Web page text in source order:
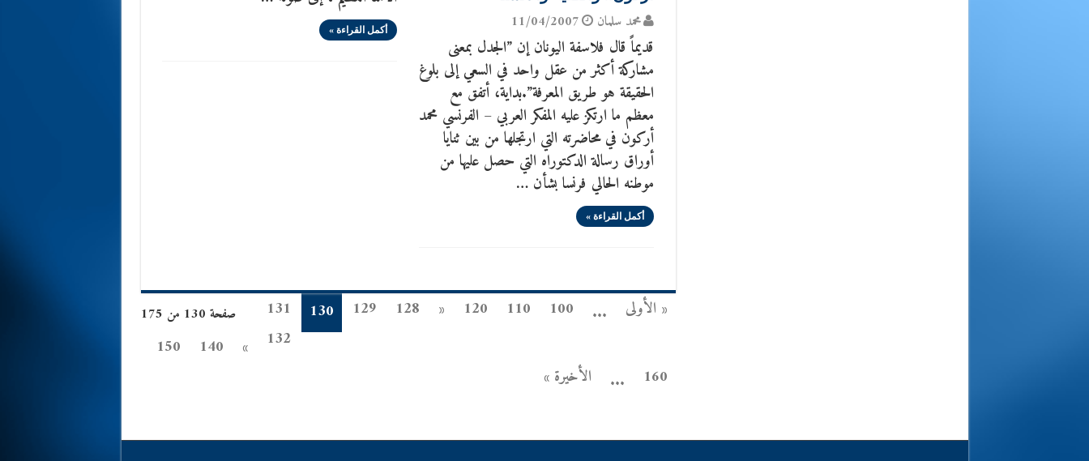
أكمل القراءة » محمد سلمان 11/04/2007
قديماً قال فلاسفة اليونان إن ”الجدل بمعنى
مشاركة أكثر من عقل واحد في السعي إلى بلوغ
الحقيقة هو طريق المعرفة”.بداية، أتفق مع
معظم ما ارتكز عليه المفكر العربي – الفرنسي محمد
أركون في محاضرته التي ارتجلها من بين ثنايا
أوراق رسالة الدكتوراه التي حصل عليها من
موطنه الحالي فرنسا بشأن …
أكمل القراءة »
صفحة 130 من 175 « الأولى ...
100
110
120
«
128
129
130
131
132
»
140
150
160
... الأخيرة »